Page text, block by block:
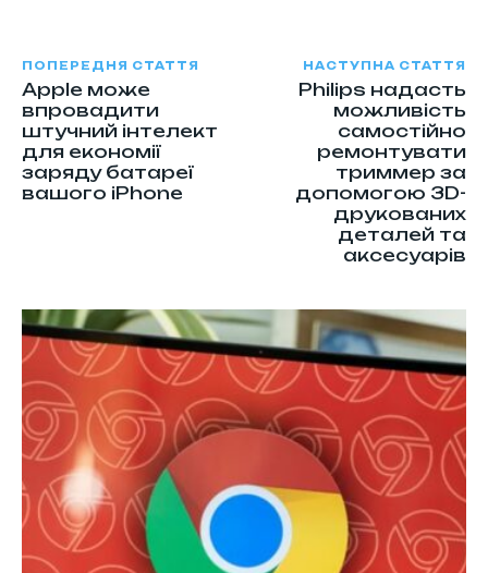
ПОПЕРЕДНЯ СТАТТЯ
Apple може
впровадити
штучний інтелект
для економії
заряду батареї
вашого iPhone
НАСТУПНА СТАТТЯ
Philips надасть
можливість
самостійно
ремонтувати
триммер за
допомогою 3D-
друкованих
деталей та
аксесуарів